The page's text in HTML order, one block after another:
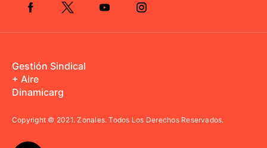
Gestión Sindical
+ Aire
Dinamicarg
Copyright © 2021.Zonales. Todos Los Derechos Reservados.